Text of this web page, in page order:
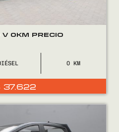
0KM PRECIO
0
37.622